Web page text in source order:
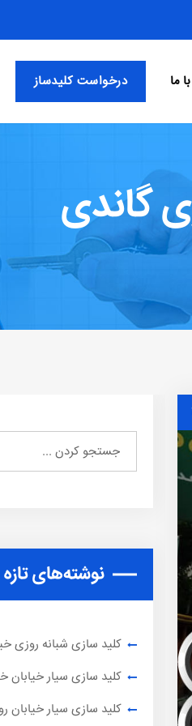
ما درخواست کلیدساز
گاندی
نوشته‌های تازه
کلید سازی شبانه روزی
کلید سازی سیار
کلید سازی سیار خیابان